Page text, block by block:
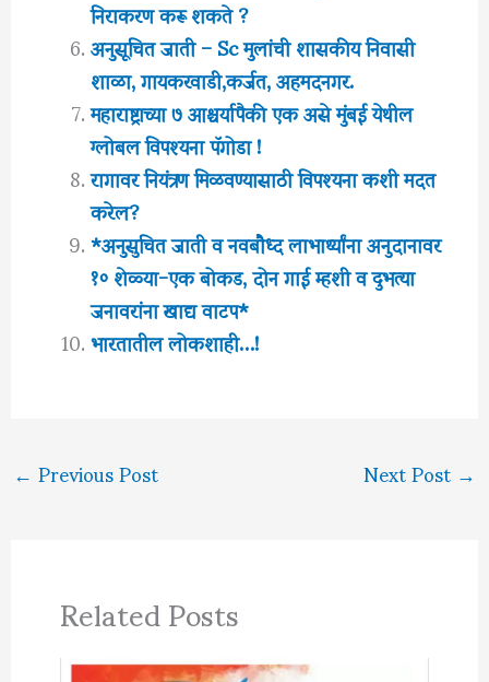
निराकरण करू शकते ?
अनुसूचित जाती – Sc मुलांची शासकीय निवासी
शाळा, गायकरवाडी,कर्जत, अहमदनगर.
महाराष्ट्राच्या ७ आश्चर्यापैकी एक असे मुंबई येथील
ग्लोबल विपश्यना पॅगोडा !
रागावर नियंत्रण मिळवण्यासाठी विपश्यना कशी मदत
करेल?
*अनुसुचित जाती व नवबौध्द लाभार्थ्यांना अनुदानावर
१० शेळ्या-एक बोकड, दोन गाई म्हशी व दुभत्या
जनावरांना खाद्य वाटप*
भारतातील लोकशाही…!
←Previous Post Next Post→
Related Posts